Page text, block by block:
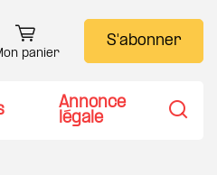
panier
S'abonner
Annonce
légale